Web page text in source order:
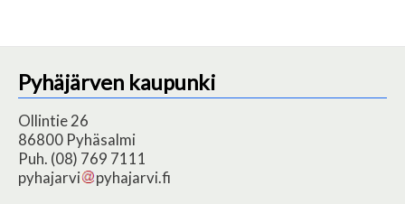
Pyhäjärven kaupunki
Ollintie 26
86800 Pyhäsalmi
Puh. (08) 769 7111
pyhajarvi
pyhajarvi.fi